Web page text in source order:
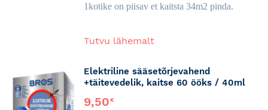
1kotike on piisav et kaitsta 34m2 pinda.
Tutvu lähemalt
Elektriline sääsetõrjevahend
+täitevedelik, kaitse 60 ööks / 40ml
9,50€